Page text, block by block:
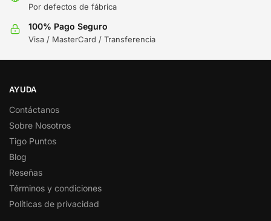
Por defectos de fábrica
100% Pago Seguro
Visa / MasterCard / Transferencia
AYUDA
Contáctanos
Sobre Nosotros
Tigo Puntos
Blog
Reseñas
Términos y condiciones
Políticas de privacidad